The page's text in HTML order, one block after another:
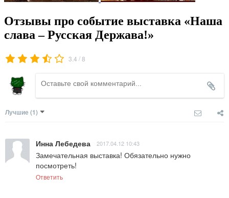
Отзывы про событие выставка «Наша
слава – Русская Держава!»
3.4 /8
Лучшие (1)
Инна Лебедева 2017.04.12 10:43
Замечательная выставка! Обязательно нужно
посмотреть!
Ответить